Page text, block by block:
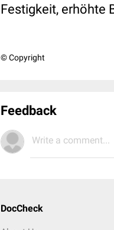
Festigkeit, erhöhte
© Copyright
Feedback
Write a comment...
DocCheck